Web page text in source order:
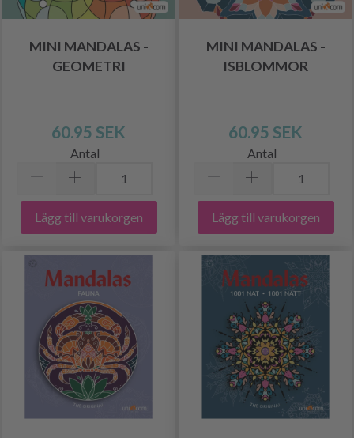
MINI MANDALAS -
GEOMETRI
60.95 SEK
Antal
Lägg till varukorgen
MINI MANDALAS -
ISBLOMMOR
60.95 SEK
Antal
Lägg till varukorgen